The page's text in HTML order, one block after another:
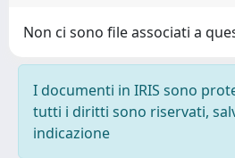
Non ci sono file associati a
I documenti in IRIS sono
tutti i diritti sono riservati,
indicazione